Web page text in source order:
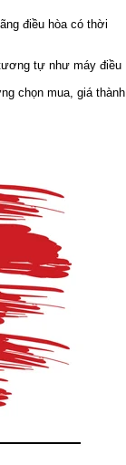
điều hòa có thời
tự như máy điều
chọn mua, giá thành